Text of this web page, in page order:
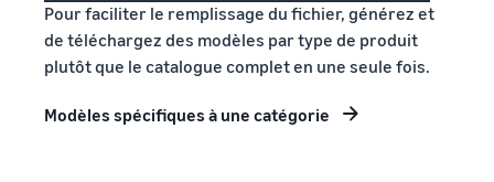
Pour faciliter le remplissage du fichier, générez et
de téléchargez des modèles par type de produit
plutôt que le catalogue complet en une seule fois.
Modèles spécifiques à une catégorie